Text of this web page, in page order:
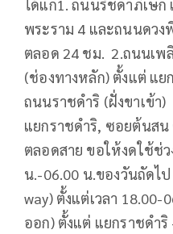
ได้แก่1. ถนนรัชดาภิเษก
พระราม 4 และถนนดว
ตลอด 24 ชม. 2.ถนนเพ
(ช่องทางหลัก) ตั้งแต่ แ
ถนนราชดำริ (ฝั่งขาเข้า
แยกราชดำริ, ซอยต้นส
ตลอดสาย ขอให้งดใช้ช่ว
น.-06.00 น.ของวันถัดไป
way) ตั้งแต่เวลา
ออก) ตั้งแต่ แยกราชดำ